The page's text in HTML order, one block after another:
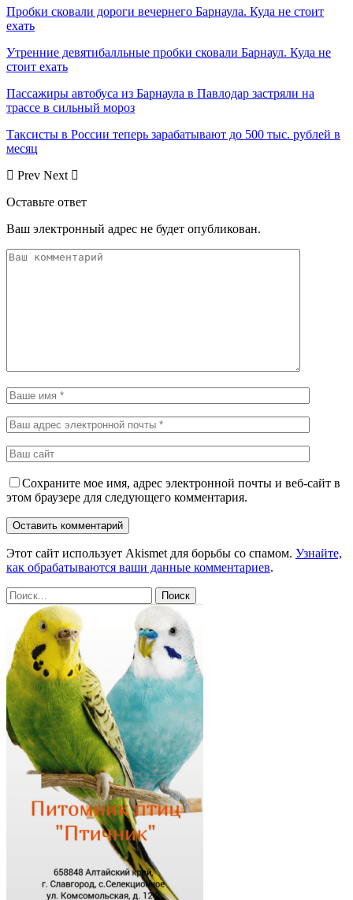
Пробки сковали дороги вечернего Барнаула. Куда не стоит
ехать
Утренние девятибалльные пробки сковали Барнаул. Куда не
стоит ехать
Пассажиры автобуса из Барнаула в Павлодар застряли на
трассе в сильный мороз
Таксисты в России теперь зарабатывают до 500 тыс. рублей в
месяц
Prev Next
Оставьте ответ
Ваш электронный адрес не будет опубликован.
Сохраните мое имя, адрес электронной почты и веб-сайт в
этом браузере для следующего комментария.
Этот сайт использует Akismet для борьбы со спамом. Узнайте,
как обрабатываются ваши данные комментариев.